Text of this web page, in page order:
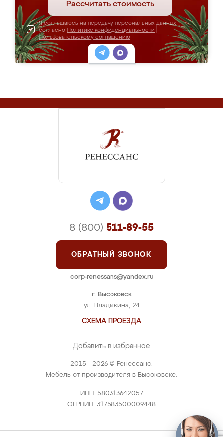
Рассчитать стоимость
Я соглашаюсь на передачу персональных данных
согласно Политике конфиденциальности
Пользовательскому соглашению
2015 - 2026 © Ренессанс.
Мебель от производителя в Высоковске.
ИНН: 580313642057
ОГРНИП: 317583500009448
г. Высоковск
ул. Владыкина, 24
СХЕМА ПРОЕЗДА
Добавить в избранное
8 (800) 511-89-55
ОБРАТНЫЙ ЗВОНОК
corp-renessans@yandex.ru